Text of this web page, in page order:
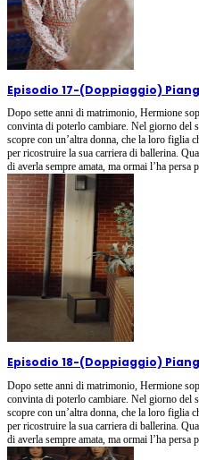
Episodio 17-(Doppiaggio)
Dopo sette anni di matrimonio, Hermione
convinta di poterlo cambiare. Nel giorno del
scopre con un’altra donna, che la loro figlia
per ricostruire la sua carriera di ballerina.
di averla sempre amata, ma ormai l’ha persa
Episodio 18-(Doppiaggio)
Dopo sette anni di matrimonio, Hermione
convinta di poterlo cambiare. Nel giorno del
scopre con un’altra donna, che la loro figlia
per ricostruire la sua carriera di ballerina.
di averla sempre amata, ma ormai l’ha persa